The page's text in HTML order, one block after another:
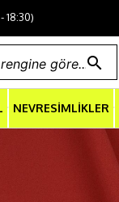
18:30)
search
NEVRESİMLİKLER